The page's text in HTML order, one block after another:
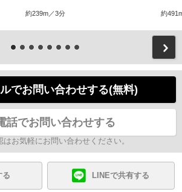
約239m／3分 約
でお問い合わせする(無料)
話でお問い合わせする
はお気軽にお問い合わせください。
る LINEで共有する